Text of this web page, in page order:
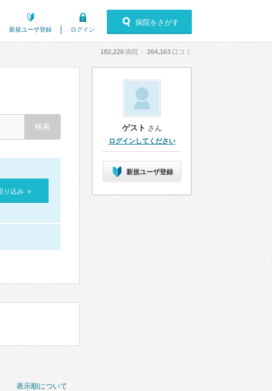
新規ユーザ登録 ログイン
病院をさがす
182,226病院・ 264,163 口コミ
り込み »
表示順について
ゲスト さん
ログインしてください
新規ユーザ登録